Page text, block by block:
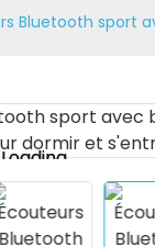
Bluetooth sport
Loading...
Loading...